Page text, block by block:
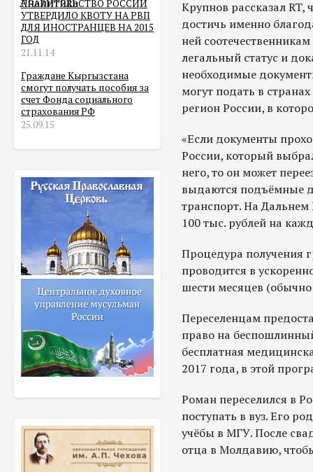
ПРАВИТЕЛЬСТВО РОССИИ
УТВЕРДИЛО КВОТУ НА РВП
ДЛЯ ИНОСТРАНЦЕВ НА 2015
ГОД
21.11.14
Граждане Кыргызстана
смогут получать пособия за
счет Фонда социального
страхования РФ
25.09.15
Крупнов рассказал RT,
достичь именно
ней
легальный статус и
необходимые
могут подать в
регион России, в
«Если документы
России, который
него, то он может
выдаются подъёмные
транспорт. На Дальнем
100 тыс. рублей на
Процедура получения
проводится в
шести месяцев
Переселенцам
право на
бесплатная
2017 года, в этой
Роман переселился в
поступать в вуз. Его
учёбы в МГУ. После
отца в Молдавию,